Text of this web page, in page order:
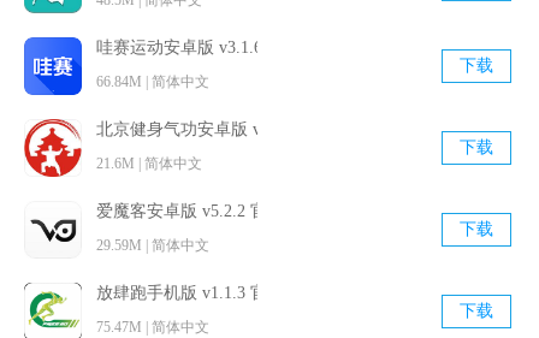
哇赛运动安卓版 v3.1.6.1 最新免费版
66.84M | 简体中文
下载
北京健身气功安卓版 v1.2.7 最新免费版
21.6M | 简体中文
下载
爱魔客安卓版 v5.2.2 官方最新版
29.59M | 简体中文
下载
放肆跑手机版 v1.1.3 官方最新版
75.47M | 简体中文
下载